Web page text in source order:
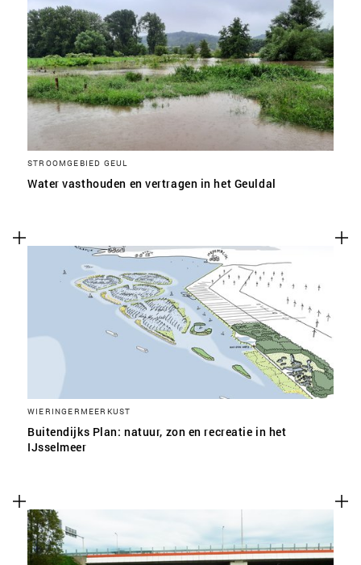
STROOMGEBIED GEUL
Water vasthouden en vertragen in het Geuldal
WIERINGERMEERKUST
Buitendijks Plan: natuur, zon en recreatie in het
IJsselmeer